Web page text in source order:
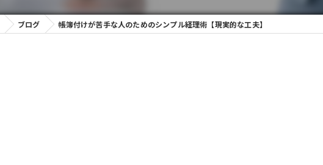
創業支援
ブログ 帳簿付けが苦手な人のためのシンプル経理術【現実的な工夫】